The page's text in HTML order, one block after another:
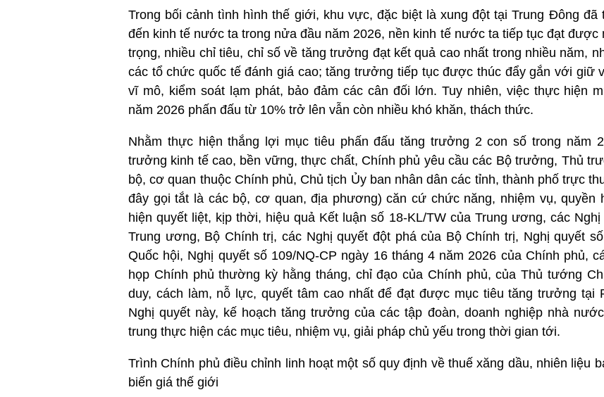
Trong bối cảnh tình hình thế giới, khu vực, đặc biệt là xung đột tại Trung Đông đã
đến kinh tế nước ta trong nửa đầu năm 2026, nền kinh tế nước ta tiếp tục đạt được
trọng, nhiều chỉ tiêu, chỉ số về tăng trưởng đạt kết quả cao nhất trong nhiều năm,
các tổ chức quốc tế đánh giá cao; tăng trưởng tiếp tục được thúc đẩy gắn với giữ
vĩ mô, kiểm soát lạm phát, bảo đảm các cân đối lớn. Tuy nhiên, việc thực hiện
năm 2026 phấn đấu từ 10% trở lên vẫn còn nhiều khó khăn, thách thức.
Nhằm thực hiện thắng lợi mục tiêu phấn đấu tăng trưởng 2 con số trong năm
trưởng kinh tế cao, bền vững, thực chất, Chính phủ yêu cầu các Bộ trưởng, Thủ
bộ, cơ quan thuộc Chính phủ, Chủ tịch Ủy ban nhân dân các tỉnh, thành phố trực
đây gọi tắt là các bộ, cơ quan, địa phương) căn cứ chức năng, nhiệm vụ, quyền
hiện quyết liệt, kịp thời, hiệu quả Kết luận số 18-KL/TW của Trung ương, các
Trung ương, Bộ Chính trị, các Nghị quyết đột phá của Bộ Chính trị, Nghị quyết
Quốc hội, Nghị quyết số 109/NQ-CP ngày 16 tháng 4 năm 2026 của Chính phủ,
họp Chính phủ thường kỳ hằng tháng, chỉ đạo của Chính phủ, của Thủ tướng
duy, cách làm, nỗ lực, quyết tâm cao nhất để đạt được mục tiêu tăng trưởng tại
Nghị quyết này, kế hoạch tăng trưởng của các tập đoàn, doanh nghiệp nhà
trung thực hiện các mục tiêu, nhiệm vụ, giải pháp chủ yếu trong thời gian tới.
Trình Chính phủ điều chỉnh linh hoạt một số quy định về thuế xăng dầu, nhiên liệu
biến giá thế giới